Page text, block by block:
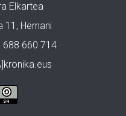
Elkartea
11, Hernani
688 660 714 ·